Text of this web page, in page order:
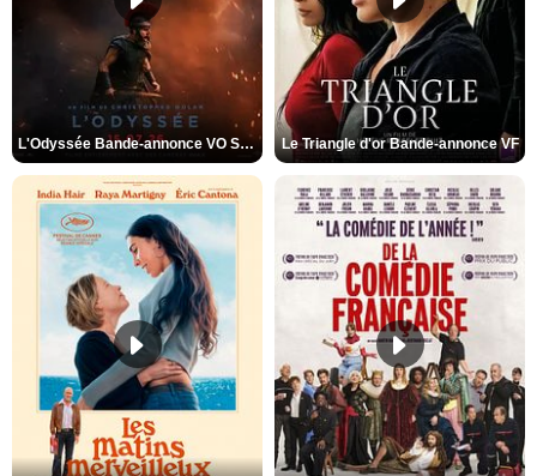
L'Odyssée Bande-annonce VO STFR Le Triangle d'or Bande-annonce VF